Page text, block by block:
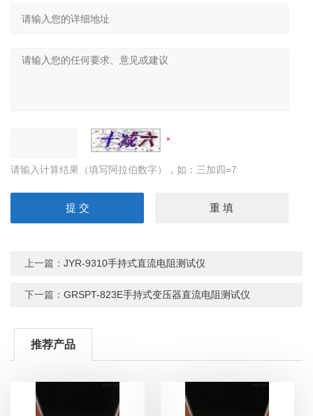
请输入计算结果（填写阿拉伯数字），如：三加四=7
上一篇：JYR-9310手持式直流电阻测试仪
下一篇：GRSPT-823E手持式变压器直流电阻测试仪
推荐产品